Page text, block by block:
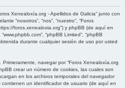
c
Xenealoxía.org - Apellidos de Galicia” junto con
“nosotros”, “nos”, “nuestro”, “Foros
foros.xenealoxia.org”) y phpBB (de aquí en
“phpBB Limited”, “phpBB
durante cualquier sesión de uso por usted
navegar por “Foros Xenealoxía.org
crear un número de cookies, las cuales son
en los archivos temporales del navegador
un identificador de usuario (de aquí en